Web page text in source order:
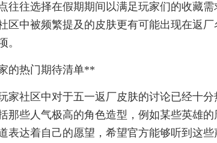
往往选择在假期期间以满足玩家们的收藏
区中被频繁提及的皮肤更有可能出现在返
。
的热门期待清单**
家社区中对于五一返厂皮肤的讨论已经十
那些人气极高的角色造型，例如某些英雄
表达着自己的愿望，希望官方能够听到这